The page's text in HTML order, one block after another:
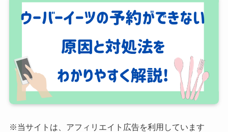
※当サイトは、アフィリエイト広告を利用しています